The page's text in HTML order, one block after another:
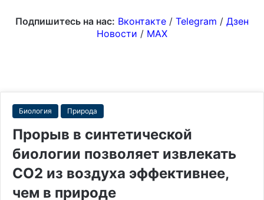
Подпишитесь на нас: Вконтакте / Telegram / Дзен
Новости / MAX